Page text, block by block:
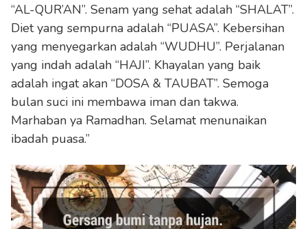
“AL-QUR’AN”. Senam yang sehat adalah “SHALAT”.
Diet yang sempurna adalah “PUASA”. Kebersihan
yang menyegarkan adalah “WUDHU”. Perjalanan
yang indah adalah “HAJI”. Khayalan yang baik
adalah ingat akan “DOSA & TAUBAT”. Semoga
bulan suci ini membawa iman dan takwa.
Marhaban ya Ramadhan. Selamat menunaikan
ibadah puasa.”